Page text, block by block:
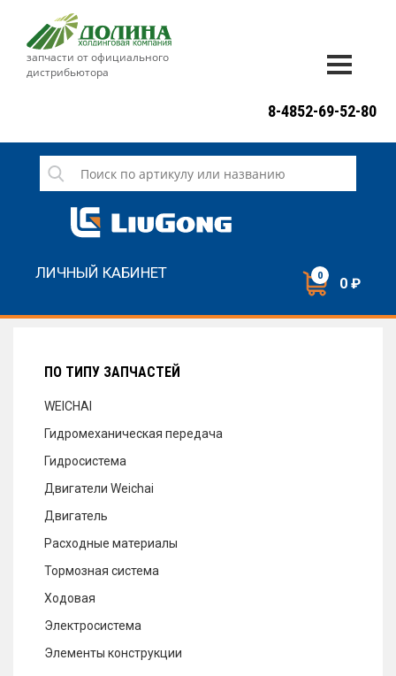
запчасти от официального
дистрибьютора
СЕРВИС
НОВОСТИ
8-4852-69-52-80
ЛИЧНЫЙ КАБИНЕТ 0 0 ₽
ПО ТИПУ ЗАПЧАСТЕЙ
WEICHAI
Гидромеханическая передача
Гидросистема
Двигатели Weichai
Двигатель
Расходные материалы
Тормозная система
Ходовая
Электросистема
Элементы конструкции